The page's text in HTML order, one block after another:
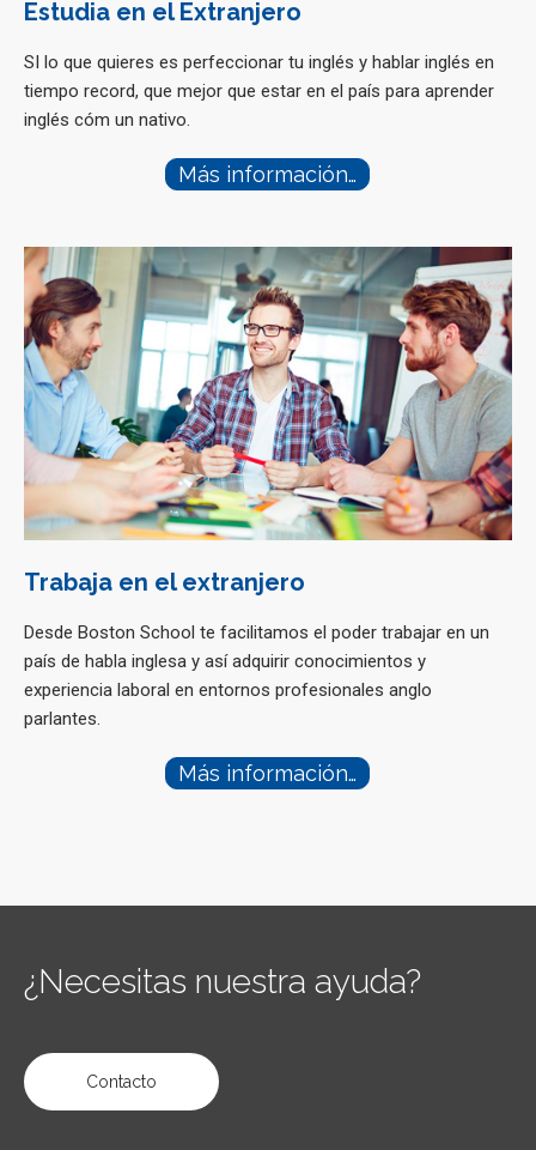
Estudia en el Extranjero
SI lo que quieres es perfeccionar tu inglés y hablar inglés en
tiempo record, que mejor que estar en el país para aprender
inglés cóm un nativo.
Más información…
Trabaja en el extranjero
Desde Boston School te facilitamos el poder trabajar en un
país de habla inglesa y así adquirir conocimientos y
experiencia laboral en entornos profesionales anglo
parlantes.
Más información…
¿Necesitas nuestra ayuda?
Contacto